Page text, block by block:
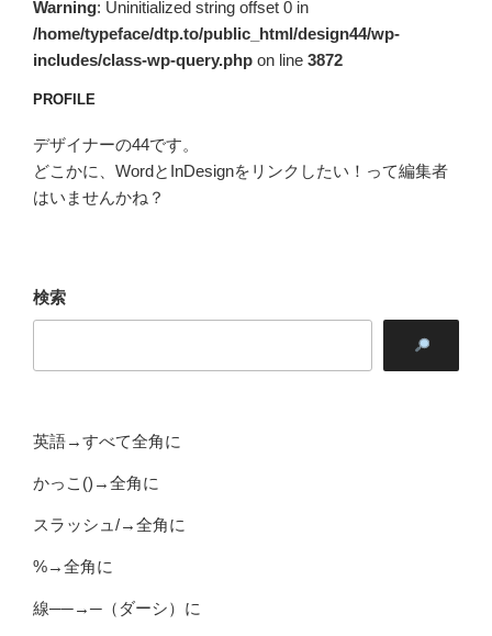
Warning: Uninitialized string offset 0 in
/home/typeface/dtp.to/public_html/design44/wp-
includes/class-wp-query.php on line 3872
PROFILE
デザイナーの44です。
どこかに、WordとInDesignをリンクしたい！って編集者
はいませんかね？
検索
英語→すべて全角に
かっこ()→全角に
スラッシュ/→全角に
%→全角に
線──→─（ダーシ）に